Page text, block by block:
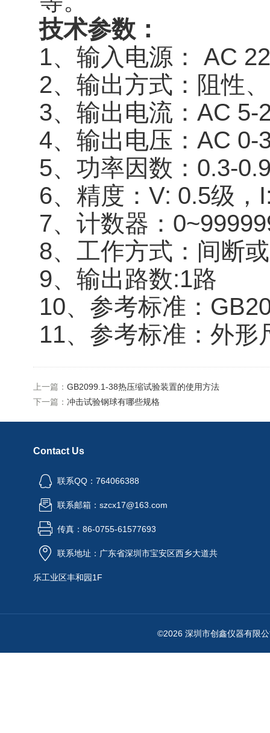
技术参数：
1、输入电源： AC
2、输出方式：阻性
3、输出电流：AC 5-
4、输出电压：AC 0-
5、功率因数：0.3-
6、精度：V: 0.5级
7、计数器：
8、工作方式：间断
9、输出路数:1路
10、参考标准：
11、参考标准：外形
上一篇： GB2099.1-38热压缩试验装置的使用方法
下一篇： 冲击试验钢球有哪些规格
Contact Us
联系QQ：764066388
联系邮箱：szcx17@163.com
传真：86-0755-61577693
联系地址：广东省深圳市宝安区西乡大道共
乐工业区丰和园1F
©2026 深圳市创鑫仪器有限